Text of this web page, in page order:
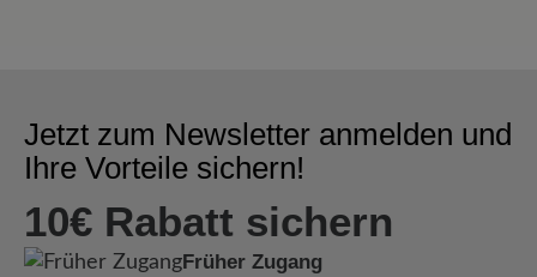
Jetzt zum Newsletter anmelden und
Ihre Vorteile sichern!
10€ Rabatt sichern
Früher Zugang